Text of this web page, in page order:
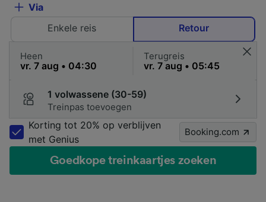
Via
Enkele reis
Retour
Heen Terugreis
1 volwassene (30-59)
Treinpas toevoegen
Korting tot 20% op verblijven
met Genius
Booking.com
Goedkope treinkaartjes zoeken